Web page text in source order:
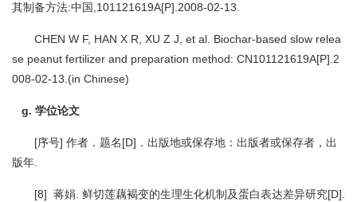
其制备方法:中国,101121619A[P].2008-02-13.
CHEN W F, HAN X R, XU Z J, et al. Biochar-based slow relea
se peanut fertilizer and preparation method: CN101121619A[P].2
008-02-13.(in Chinese)
g. 学位论文
[序号] 作者．题名[D]．出版地或保存地：出版者或保存者，出
版年.
[8] 蒋娟. 鲜切莲藕褐变的生理生化机制及蛋白表达差异研究[D].